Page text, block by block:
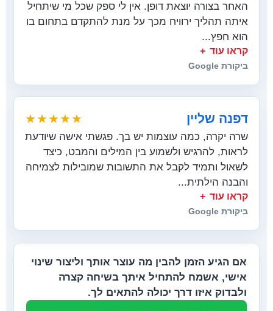
האחר בצורה יוצאת דופן. אין לי ספק שכל מי שיתחיל
איתה תהליך ירוויח מכך על מנת להתקדם בתחום בו
הוא חפץ...
קראו עוד
ביקורת Google
דפנה שליין ★★★★★
שרה יקרה, כמה עוצמות יש בך. פגשתי אישה שיודעת
לראות, להרגיש ולשמוע בין המילים והמבט, כיצד
לשאול ותמיד לקבל את התשובות שמובילות לצמיחה
והבנה הילתית...
קראו עוד
ביקורת Google
אם הגיע הזמן להבין מה עוצר אותך וליצור שינוי
אישי, אשמח להתחיל איתך בשיחה קצרה
ולבדוק איזו דרך יכולה להתאים לך.